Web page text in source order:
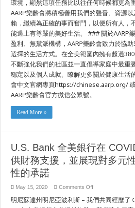
不
公
及
差
異
發
表
重
要
聲
明
環境，顯然這項任務比以往任何時候都更為
AARP樂齡會將積極善用我們的聲音、資源
賴，繼續為正確的事而奮鬥，以便所有人，
能過上有尊嚴的美好生活。 ### 關於AARP
盈利、無黨派機構，AARP樂齡會致力於協
選擇的生活方式。在全美範圍內擁有超過
不斷強化我們的社區並一直倡導家庭中最重
穩定以及個人成就。瞭解更多關於健康生活
會中文官網專頁https://chinese.aarp.org/
AARP樂齡會官方微信公眾號。
Read More »
U.S. Bank 全美銀行在
供財務支援，並展現對多元
性的承諾
May 15, 2020 Comments Offon
Bank
全
明尼蘇達州明尼亞波利斯 – 我們共同經歷了